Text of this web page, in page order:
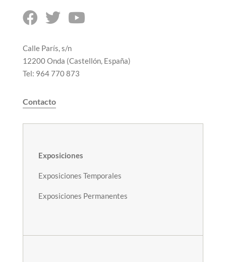
  
Calle París, s/n
12200 Onda (Castellón, España)
Tel: 964 770 873
Contacto
Exposiciones
Exposiciones Temporales
Exposiciones Permanentes